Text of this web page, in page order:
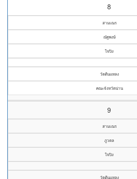
8
สามเณร
ณัฐพงษ์
ใจปิง
วัดต้นแหลง
คณะจังหวัดน่าน
9
สามเณร
ภูวดล
ใจปิง
วัดต้นแหลง